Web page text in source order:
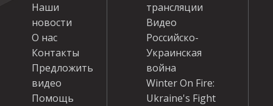
Наши
новости
О нас
Контакты
Предложить
видео
Помощь
трансляции
Видео
Российско-
Украинская
война
Winter On Fire:
Ukraine's Fight